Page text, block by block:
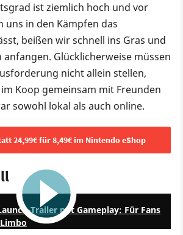
ist ziemlich hoch und vor
uns in den Kämpfen das
beißen wir schnell ins Gras und
anfangen. Glücklicherweise müssen
nicht allein stellen,
Koop gemeinsam mit Freunden
sowohl lokal als auch online.
24,99€ für 8,49€ im Nintendo eShop
Trailer mit Gameplay: Für Fans